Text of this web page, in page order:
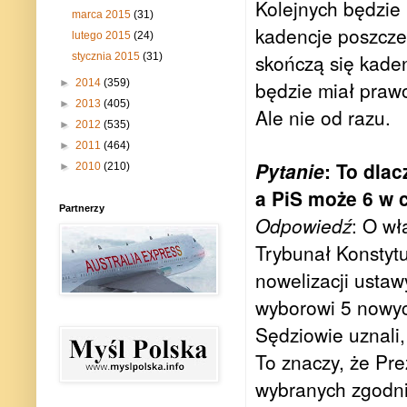
Kolejnych
kadencje
skończą się
będzie miał
Ale nie od razu.
Pytanie: To
a PiS może 6 w
Odpowiedź: O
Trybunał
nowelizacji
wyborowi 5
Sędziowie
To znaczy, że
wybranych
marca 2015(31)
lutego 2015(24)
stycznia 2015(31)
► 2014 (359)
► 2013 (405)
► 2012 (535)
► 2011 (464)
► 2010 (210)
Partnerzy